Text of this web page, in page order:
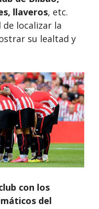
llaveros, etc.
localizar la
su lealtad y
con los
del